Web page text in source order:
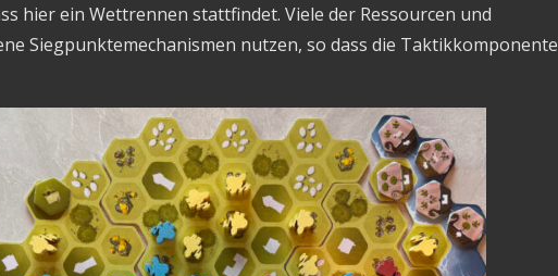
hier ein Wettrennen stattfindet. Viele der Ressourcen und
Siegpunktemechanismen nutzen, so dass die Taktikkomponente